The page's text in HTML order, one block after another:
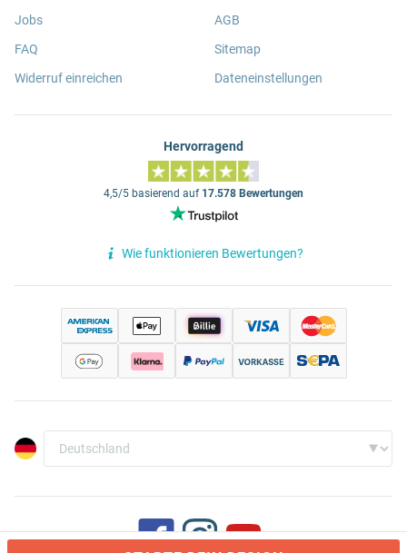
Jobs
FAQ
Widerruf einreichen
AGB
Sitemap
Dateneinstellungen
Hervorragend
4,5/5 basierend auf 17.578 Bewertungen
Wie funktionieren Bewertungen?